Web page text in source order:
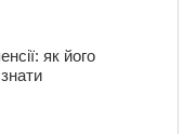
як його